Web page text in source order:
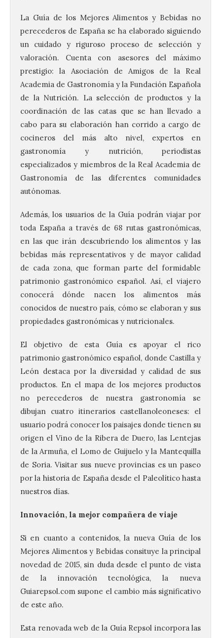
La Guía de los Mejores Alimentos y Bebidas no
perecederos de España se ha elaborado siguiendo
un cuidado y riguroso proceso de selección y
valoración. Cuenta con asesores del máximo
prestigio: la Asociación de Amigos de la Real
Academia de Gastronomía y la Fundación Española
de la Nutrición. La selección de productos y la
coordinación de las catas que se han llevado a
cabo para su elaboración han corrido a cargo de
cocineros del más alto nivel, expertos en
gastronomía y nutrición, periodistas
especializados y miembros de la Real Academia de
Gastronomía de las diferentes comunidades
autónomas.
Además, los usuarios de la Guía podrán viajar por
toda España a través de 68 rutas gastronómicas,
en las que irán descubriendo los alimentos y las
bebidas más representativos y de mayor calidad
de cada zona, que forman parte del formidable
patrimonio gastronómico español. Así, el viajero
conocerá dónde nacen los alimentos más
conocidos de nuestro país, cómo se elaboran y sus
propiedades gastronómicas y nutricionales.
El objetivo de esta Guía es apoyar el rico
patrimonio gastronómico español, donde Castilla y
León destaca por la diversidad y calidad de sus
productos. En el mapa de los mejores productos
no perecederos de nuestra gastronomía se
dibujan cuatro itinerarios castellanoleoneses: el
usuario podrá conocer los paisajes donde tienen su
origen el Vino de la Ribera de Duero, las Lentejas
de la Armuña, el Lomo de Guijuelo y la Mantequilla
de Soria. Visitar sus nueve provincias es un paseo
por la historia de España desde el Paleolítico hasta
nuestros días.
Innovación, la mejor compañera de viaje
Si en cuanto a contenidos, la nueva Guía de los
Mejores Alimentos y Bebidas consituye la principal
novedad de 2015, sin duda desde el punto de vista
de la innovación tecnológica, la nueva
Guiarepsol.com supone el cambio más significativo
de este año.
Esta renovada web de la Guía Repsol incorpora las